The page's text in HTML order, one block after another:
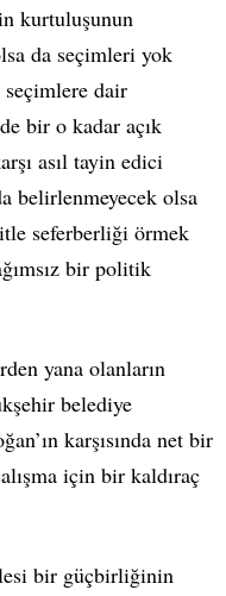
kurtuluşunun
da seçimleri yok
seçimlere dair
bir o kadar açık
asıl tayin edici
belirlenmeyecek olsa
seferberliği örmek
bir politik
yana olanların
belediye
karşısında net bir
için bir kaldıraç
bir güçbirliğinin